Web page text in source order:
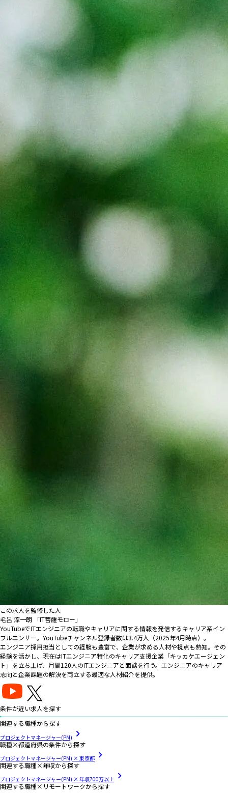
この求人を監修した人
毛呂 淳一朗 「IT菩薩モロー」
YouTubeでITエンジニアの転職やキャリアに関する情報を発信するキャリア系イン
フルエンサー。YouTubeチャンネル登録者数は3.4万人（2025年4月時点）。
エンジニア採用担当としての経験も豊富で、企業が求める人材や視点も熟知。その
経験を活かし、現在はITエンジニア特化のキャリア支援企業「キッカケエージェン
ト」を立ち上げ、月間120人のITエンジニアと面談を行う。エンジニアのキャリア
志向と企業課題の解決を両立する最適な人材紹介を提供。
条件が近い求人を探す
関連する職種から探す
プロジェクトマネージャー(PM)
職種×都道府県の条件から探す
プロジェクトマネージャー(PM) × 東京都
関連する職種×年収から探す
プロジェクトマネージャー(PM) × 年収700万以上
関連する職種×リモートワークから探す